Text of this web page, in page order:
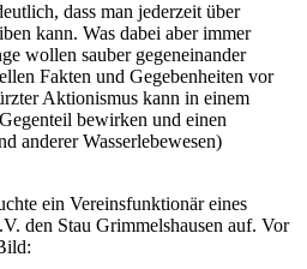
dass man jederzeit über
kann. Was dabei aber immer
wollen sauber gegeneinander
Fakten und Gegebenheiten vor
Aktionismus kann in einem
bewirken und einen
anderer Wasserlebewesen)
ein Vereinsfunktionär eines
den Stau Grimmelshausen auf. Vor